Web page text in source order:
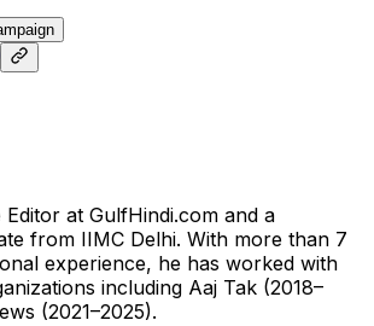
at GulfHindi.com and a
from IIMC Delhi. With more than 7
experience, he has worked with
including Aaj Tak (2018–
(2021–2025).